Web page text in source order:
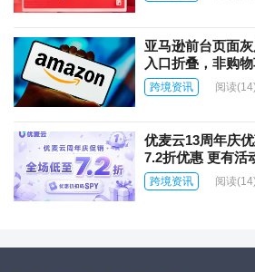
亚马逊前台页面
入口折叠，非购
跨境资讯 阅读(14)
优麦云13周年庆
7.2折优惠 更有活
跨境资讯 阅读(14)